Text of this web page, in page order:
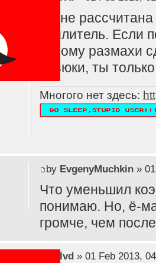
TS не
усилитель. Если
потому размахи
резюки, ты
Многого нет здесь:
by EvgenyMuchkin» 01
Что уменьшил
понимаю. Но, ё-
громче, чем
lvd» 01 Feb 2013,